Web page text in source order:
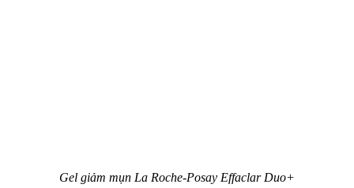
Gel giảm mụn La Roche-Posay Effaclar Duo+